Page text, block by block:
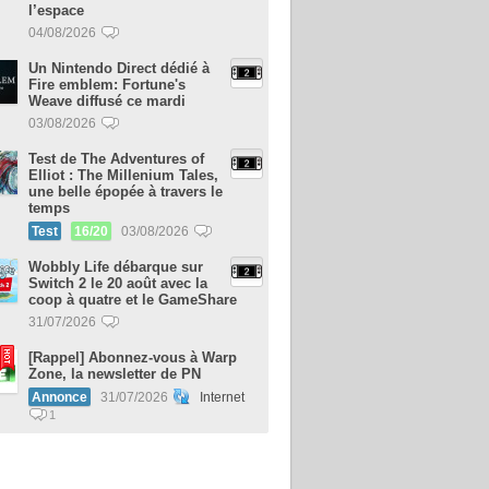
l’espace
04/08/2026
Un Nintendo Direct dédié à
Fire emblem: Fortune's
Weave diffusé ce mardi
03/08/2026
Test de The Adventures of
Elliot : The Millenium Tales,
une belle épopée à travers le
temps
Test 16/20 03/08/2026
Wobbly Life débarque sur
Switch 2 le 20 août avec la
coop à quatre et le GameShare
31/07/2026
[Rappel] Abonnez-vous à Warp
Zone, la newsletter de PN
Annonce 31/07/2026 Internet
1